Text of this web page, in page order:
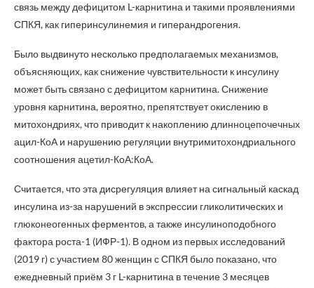
связь между дефицитом L-карнитина и такими проявлениями
СПКЯ, как гиперинсулинемия и гиперандрогения.
Было выдвинуто несколько предполагаемых механизмов,
объясняющих, как снижение чувствительности к инсулину
может быть связано с дефицитом карнитина. Снижение
уровня карнитина, вероятно, препятствует окислению в
митохондриях, что приводит к накоплению длинноцепочечных
ацил-КоА и нарушению регуляции внутримитохондриального
соотношения ацетил-КоА:КоА.
Считается, что эта дисрегуляция влияет на сигнальный каскад
инсулина из-за нарушений в экспрессии гликолитических и
глюконеогенных ферментов, а также инсулиноподобного
фактора роста-1 (ИФР-1). В одном из первых исследований
(2019 г) с участием 80 женщин с СПКЯ было показано, что
ежедневный приём 3 г L-карнитина в течение 3 месяцев